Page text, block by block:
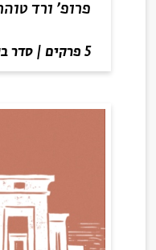
פרופ' ורד
5 פרקים | סדר